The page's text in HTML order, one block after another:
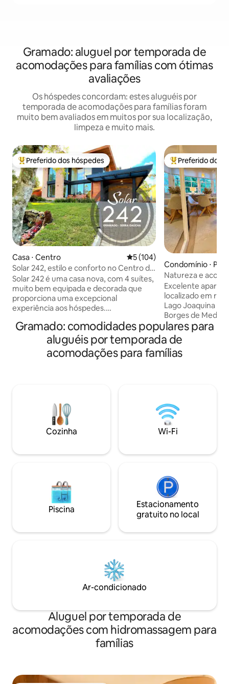
Gramado: aluguel por temporada de
acomodações para famílias com ótimas
avaliações
Os hóspedes concordam: estes aluguéis por
temporada de acomodações para famílias foram
muito bem avaliados em muitos por sua localização,
limpeza e muito mais.
Entre os melhores preferidos dos hóspedes
Preferido dos hóspedes
Casa ⋅ Centro 5 de uma avaliação média de
5 (104)
Solar 242, estilo e conforto no Centro de
Gramado!
Solar 242 é uma casa nova, com 4 suítes,
muito bem equipada e decorada que
proporciona uma excepcional
experiência aos hóspedes.
tem tudo o que você precisa para uma
viagem em família ou uma temporada
em grupo. Conta com um spa externo
para 8 pessoas, espaço gourmet com
tudo! Horários flexíveis.
Entre os
Preferido dos
Condomínio ⋅
Natureza e
de Medeiros
Excelente
localizado em
Lago Joaquina
Borges de
decorado. Possui
aparelhos de ar
cozinha, com
cafeteria elétrica
boa
tranquilidade.
Gramado: comodidades populares para
aluguéis por temporada de
acomodações para famílias
Cozinha Wi-Fi
Piscina
Estacionamento
gratuito no local
Ar-condicionado
Aluguel por temporada de
acomodações com hidromassagem para
famílias